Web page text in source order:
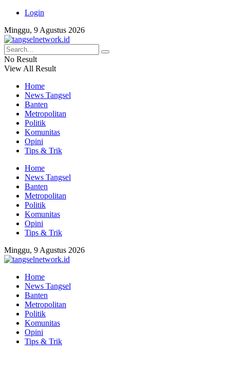
Login
Minggu, 9 Agustus 2026
No Result
View All Result
Home
News Tangsel
Banten
Metropolitan
Politik
Komunitas
Opini
Tips & Trik
Home
News Tangsel
Banten
Metropolitan
Politik
Komunitas
Opini
Tips & Trik
Minggu, 9 Agustus 2026
Home
News Tangsel
Banten
Metropolitan
Politik
Komunitas
Opini
Tips & Trik